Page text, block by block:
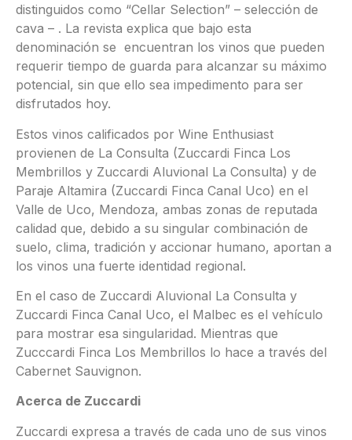
distinguidos como “Cellar Selection” – selección de
cava – . La revista explica que bajo esta
denominación se encuentran los vinos que pueden
requerir tiempo de guarda para alcanzar su máximo
potencial, sin que ello sea impedimento para ser
disfrutados hoy.
Estos vinos calificados por Wine Enthusiast
provienen de La Consulta (Zuccardi Finca Los
Membrillos y Zuccardi Aluvional La Consulta) y de
Paraje Altamira (Zuccardi Finca Canal Uco) en el
Valle de Uco, Mendoza, ambas zonas de reputada
calidad que, debido a su singular combinación de
suelo, clima, tradición y accionar humano, aportan a
los vinos una fuerte identidad regional.
En el caso de Zuccardi Aluvional La Consulta y
Zuccardi Finca Canal Uco, el Malbec es el vehículo
para mostrar esa singularidad. Mientras que
Zucccardi Finca Los Membrillos lo hace a través del
Cabernet Sauvignon.
Acerca de Zuccardi
Zuccardi expresa a través de cada uno de sus vinos